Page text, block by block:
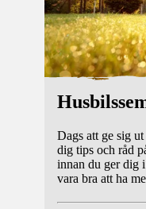
Dags att ge sig
dig tips och råd
innan du ger dig
vara bra att ha